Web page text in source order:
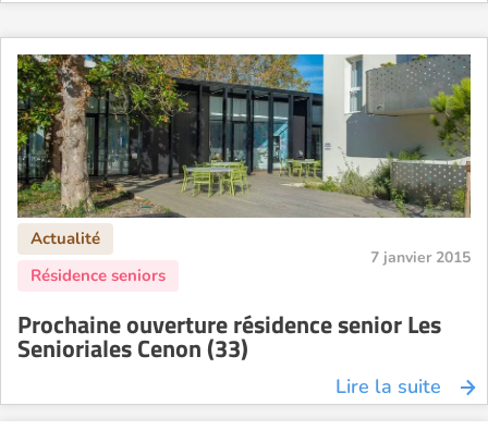
7 janvier 2015
Prochaine ouverture résidence senior Les
Senioriales Cenon (33)
Lire la suite